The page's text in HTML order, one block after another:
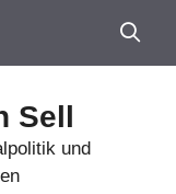
Sell
und